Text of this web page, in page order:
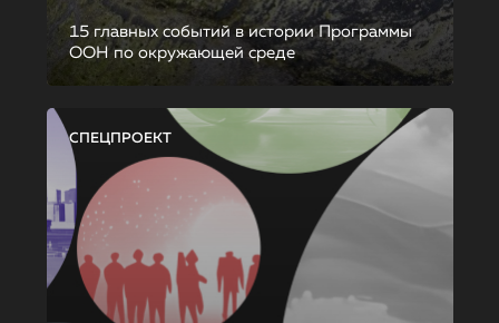
15 главных событий в истории Программы
ООН по окружающей среде
СПЕЦПРОЕКТ